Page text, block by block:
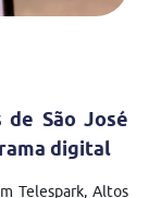
de São José
digital
Telespark, Altos